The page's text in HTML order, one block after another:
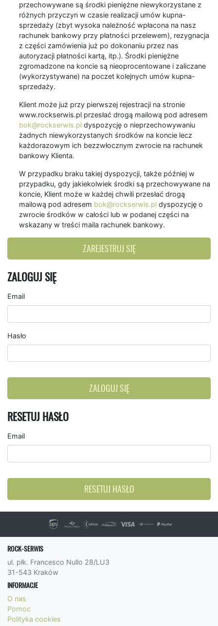
przechowywane są środki pieniężne niewykorzystane z
różnych przyczyn w czasie realizacji umów kupna-
sprzedaży (zbyt wysoka należność wpłacona na nasz
rachunek bankowy przy płatności przelewem), rezygnacja
z części zamówienia już po dokonaniu przez nas
autoryzacji płatności kartą, itp.). Środki pieniężne
zgromadzone na koncie są nieoprocentowane i zaliczane
(wykorzystywane) na poczet kolejnych umów kupna-
sprzedaży.
Klient może już przy pierwszej rejestracji na stronie
www.rockserwis.pl przesłać drogą mailową pod adresem
bok@rockserwis.pl dyspozycję o nieprzechowywaniu
żadnych niewykorzystanych środków na koncie lecz
każdorazowym ich bezzwłocznym zwrocie na rachunek
bankowy Klienta.
W przypadku braku takiej dyspozycji, także później w
przypadku, gdy jakiekolwiek środki są przechowywane na
koncie, Klient może w każdej chwili przesłać drogą
mailową pod adresem bok@rockserwis.pl dyspozycję o
zwrocie środków w całości lub w podanej części na
wskazany w treści maila rachunek bankowy.
ZAREJESTRUJ SIĘ
ZALOGUJ SIĘ
Email
Hasło
ZALOGUJ SIĘ
RESETUJ HASŁO
Email
RESETUJ HASŁO
ROCK-SERWIS
ul. płk. Francesco Nullo 28/LU3
31-543 Kraków
INFORMACJE
O nas
Pomoc
Polityka cookies